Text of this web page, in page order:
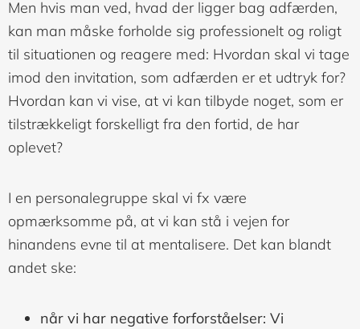
Men hvis man ved, hvad der ligger bag adfærden,
kan man måske forholde sig professionelt og roligt
til situationen og reagere med: Hvordan skal vi tage
imod den invitation, som adfærden er et udtryk for?
Hvordan kan vi vise, at vi kan tilbyde noget, som er
tilstrækkeligt forskelligt fra den fortid, de har
oplevet?
I en personalegruppe skal vi fx være
opmærksomme på, at vi kan stå i vejen for
hinandens evne til at mentalisere. Det kan blandt
andet ske:
når vi har negative forforståelser: Vi